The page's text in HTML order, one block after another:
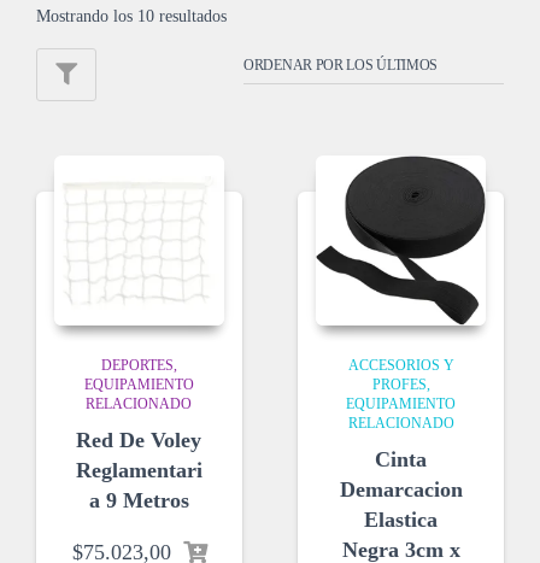
Mostrando los 10 resultados
DEPORTES
EQUIPAMIENTO
RELACIONADO
Red De Voley
Reglamentari
a 9 Metros
$75.023,00
ACCESORIOS Y
PROFES
EQUIPAMIENTO
RELACIONADO
Cinta
Demarcacion
Elastica
Negra 3cm x